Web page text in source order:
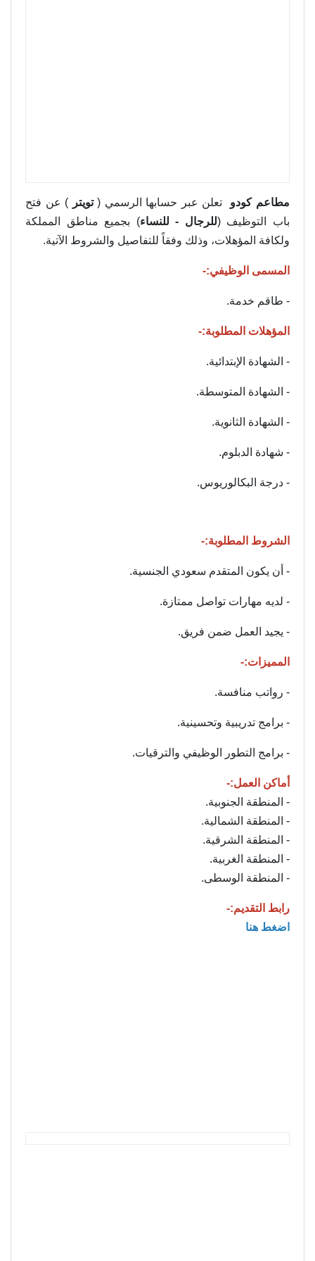
مطاعم كودو تعلن عبر حسابها الرسمي (تويتر ) عن فتح
باب التوظيف (للرجال - للنساء) بجميع مناطق المملكة
ولكافة المؤهلات، وذلك وفقاً للتفاصيل والشروط الآتية.
المسمى الوظيفي:-
- طاقم خدمة.
المؤهلات المطلوبة:-
- الشهادة الإبتدائية.
- الشهادة المتوسطة.
- الشهادة الثانوية.
- شهادة الدبلوم.
- درجة البكالوريوس.
الشروط المطلوبة:-
- أن يكون المتقدم سعودي الجنسية.
- لديه مهارات تواصل ممتازة.
- يجيد العمل ضمن فريق.
المميزات:-
- رواتب منافسة.
- برامج تدريبية وتحسينية.
- برامج التطور الوظيفي والترقيات.
أماكن العمل:-
- المنطقة الجنوبية.
- المنطقة الشمالية.
- المنطقة الشرقية.
- المنطقة الغربية.
- المنطقة الوسطى.
رابط التقديم:-
اضغط هنا